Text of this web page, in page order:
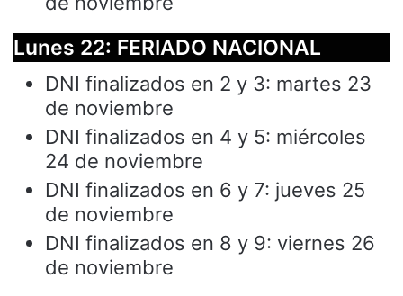
Lunes 22: FERIADO NACIONAL
DNI finalizados en 2 y 3: martes 23
de noviembre
DNI finalizados en 4 y 5: miércoles
24 de noviembre
DNI finalizados en 6 y 7: jueves 25
de noviembre
DNI finalizados en 8 y 9: viernes 26
de noviembre